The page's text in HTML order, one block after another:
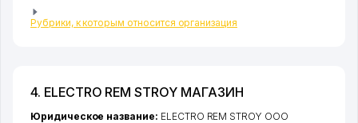
Рубрики, к которым относится организация
4. ELECTRO REM STROY МАГАЗИН
Юридическое название: ELECTRO REM STROY ООО